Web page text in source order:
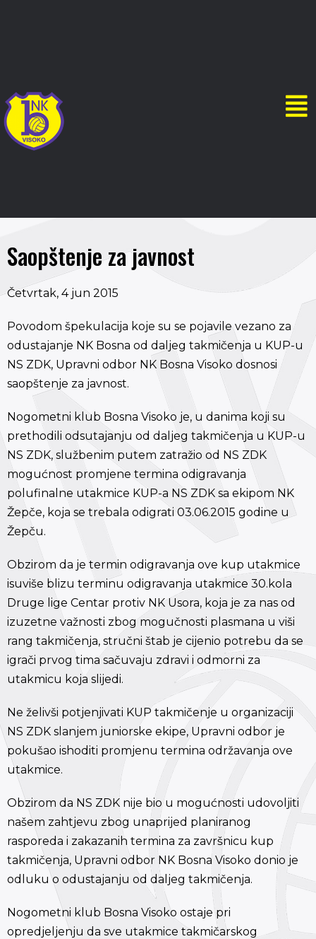
Saopštenje za javnost
Četvrtak, 4 jun 2015
Povodom špekulacija koje su se pojavile vezano za
odustajanje NK Bosna od daljeg takmičenja u KUP-u
NS ZDK, Upravni odbor NK Bosna Visoko dosnosi
saopštenje za javnost.
Nogometni klub Bosna Visoko je, u danima koji su
prethodili odsutajanju od daljeg takmičenja u KUP-u
NS ZDK, službenim putem zatražio od NS ZDK
mogućnost promjene termina odigravanja
polufinalne utakmice KUP-a NS ZDK sa ekipom NK
Žepče, koja se trebala odigrati 03.06.2015 godine u
Žepču.
Obzirom da je termin odigravanja ove kup utakmice
isuviše blizu terminu odigravanja utakmice 30.kola
Druge lige Centar protiv NK Usora, koja je za nas od
izuzetne važnosti zbog mogučnosti plasmana u viši
rang takmičenja, stručni štab je cijenio potrebu da se
igrači prvog tima sačuvaju zdravi i odmorni za
utakmicu koja slijedi.
Ne želivši potjenjivati KUP takmičenje u organizaciji
NS ZDK slanjem juniorske ekipe, Upravni odbor je
pokušao ishoditi promjenu termina održavanja ove
utakmice.
Obzirom da NS ZDK nije bio u mogućnosti udovoljiti
našem zahtjevu zbog unaprijed planiranog
rasporeda i zakazanih termina za završnicu kup
takmičenja, Upravni odbor NK Bosna Visoko donio je
odluku o odustajanju od daljeg takmičenja.
Nogometni klub Bosna Visoko ostaje pri
opredjeljenju da sve utakmice takmičarskog